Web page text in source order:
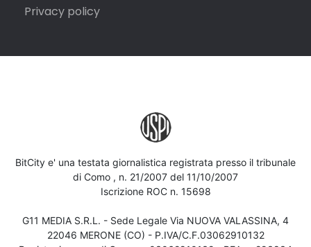
Privacy policy
BitCity e' una testata giornalistica registrata presso il tribunale
di Como , n. 21/2007 del 11/10/2007
Iscrizione ROC n. 15698
G11 MEDIA S.R.L. - Sede Legale Via NUOVA VALASSINA, 4
22046 MERONE (CO) - P.IVA/C.F.03062910132